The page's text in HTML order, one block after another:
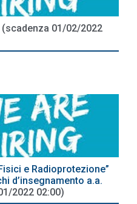
(scadenza 01/02/2022
e Radioprotezione”
d’insegnamento a.a.
2022 02:00)